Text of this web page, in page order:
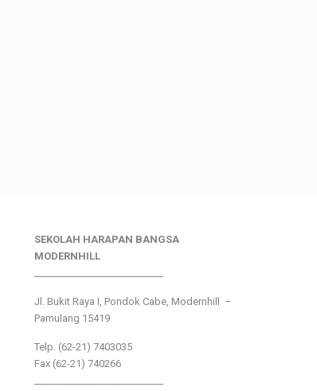
SEKOLAH HARAPAN BANGSA
MODERNHILL
Jl. Bukit Raya I, Pondok Cabe, Modernhill –
Pamulang 15419
Telp. (62-21) 7403035
Fax (62-21) 740266